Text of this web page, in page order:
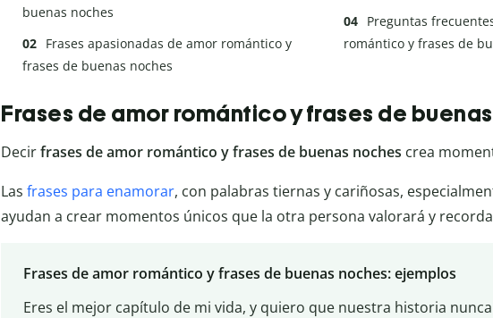
buenas noches
Frases apasionadas de amor romántico y
frases de buenas noches
Preguntas
romántico y frases de
Frases de amor romántico y frases de
Decirfrases de amor romántico y frases de buenas noches crea
Las frases para enamorar, con palabras tiernas y cariñosas,
ayudan a crear momentos únicos que la otra persona valorará y
Frases de amor romántico y frases de buenas noches: ejemplos
Eres el mejor capítulo de mi vida, y quiero que nuestra historia